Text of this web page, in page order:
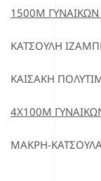
1500Μ ΓΥΝΑΙΚΩΝ
ΚΑΤΣΟΥΛΗ
ΚΑΙΣΑΚΗ
4Χ100Μ
ΜΑΚΡΗ-